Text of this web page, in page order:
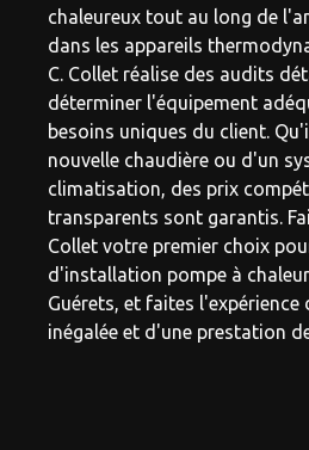
chaleureux tout au long de
dans les appareils
C. Collet réalise des audits
déterminer l'équipement
besoins uniques du client.
nouvelle chaudière ou d'un
climatisation, des prix
transparents sont garantis.
Collet votre premier choix
d'installation pompe à
Guérets, et faites l'expérience
inégalée et d'une prestation